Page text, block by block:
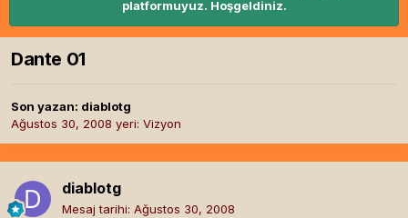
platformuyuz. Hoşgeldiniz.
Dante 01
Son yazan: diablotg
Ağustos 30, 2008 yeri: Vizyon
diablotg
Mesaj tarihi: Ağustos 30, 2008